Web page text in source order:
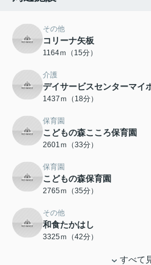
その他
コリーナ矢板
1164ｍ（15分）
介護
デイサービスセンターマイ
1437ｍ（18分）
保育園
こどもの森こころ保育園
2601ｍ（33分）
保育園
こどもの森保育園
2765ｍ（35分）
その他
和食たかはし
3325ｍ（42分）
すべて